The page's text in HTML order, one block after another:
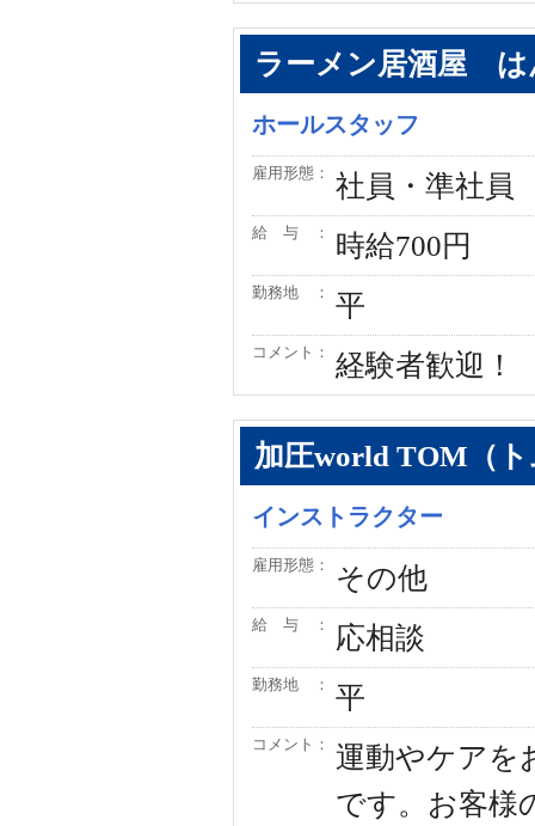
ラーメン居酒屋 は
ホールスタッフ
雇用形態： 社員・準社員
給 与 ： 時給700円
勤務地 ： 平
コメント： 経験者歓迎！
加圧world TOM（
インストラクター
雇用形態： その他
給 与 ： 応相談
勤務地 ： 平
コメント：
運動やケアを
です。お客様